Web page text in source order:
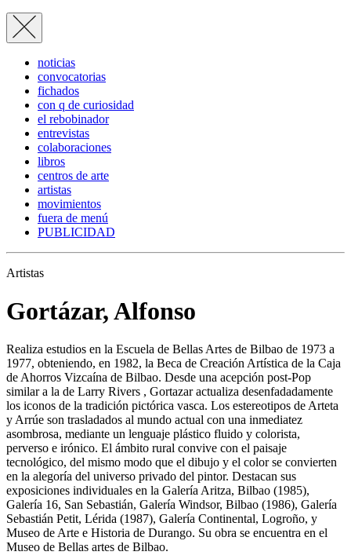
noticias
convocatorias
fichados
con q de curiosidad
el rebobinador
entrevistas
colaboraciones
libros
centros de arte
artistas
movimientos
fuera de menú
PUBLICIDAD
Artistas
Gortázar, Alfonso
Realiza estudios en la Escuela de Bellas Artes de Bilbao de 1973 a
1977, obteniendo, en 1982, la Beca de Creación Artística de la Caja
de Ahorros Vizcaína de Bilbao. Desde una acepción post-Pop
similar a la de Larry Rivers , Gortazar actualiza desenfadadamente
los iconos de la tradición pictórica vasca. Los estereotipos de Arteta
y Arrúe son trasladados al mundo actual con una inmediatez
asombrosa, mediante un lenguaje plástico fluido y colorista,
perverso e irónico. El ámbito rural convive con el paisaje
tecnológico, del mismo modo que el dibujo y el color se convierten
en la alegoría del universo privado del pintor. Destacan sus
exposiciones individuales en la Galería Aritza, Bilbao (1985),
Galería 16, San Sebastián, Galería Windsor, Bilbao (1986), Galería
Sebastián Petit, Lérida (1987), Galería Continental, Logroño, y
Museo de Arte e Historia de Durango. Su obra se encuentra en el
Museo de Bellas artes de Bilbao.